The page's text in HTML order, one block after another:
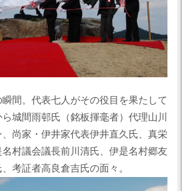
間。代表七人がその役目を果たして
城間雨邨氏（銘板揮毫者）代理山川
尚家・伊井家代表伊井直久氏、真栄
村議会議長前川清氏、伊是名村郷友
考証者高良倉吉氏の面々。